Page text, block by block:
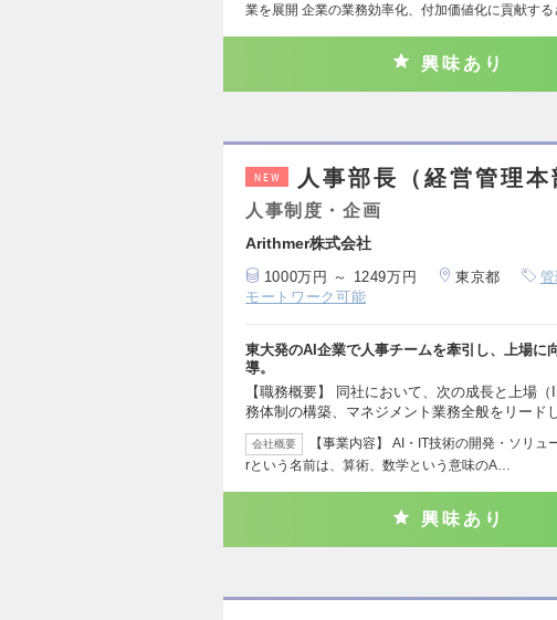
業を展開 企業の業務効率化、付加価値化に貢献する
興味あり
NEW 人事部長（経営管理本
人事制度・企画
Arithmer株式会社
1000万円 ～ 1249万円 東京都
モートワーク可能
東大発のAI企業で人事チームを牽引し、上場に
導。
【職務概要】 同社において、次の成長と上場
務体制の構築、マネジメント業務全般をリード
会社概要
【事業内容】 AI・IT技術の開発・ソリ
rという名前は、算術、数学という意味のA…
興味あり